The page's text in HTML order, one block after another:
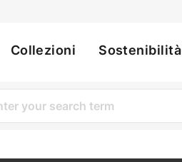
Collezioni Sostenibilità